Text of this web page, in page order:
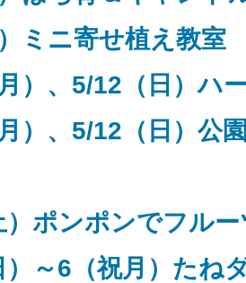
ミニ寄せ植え教室
）、5/12（日）ハ
）、5/12（日）公
）ポンポンでフル
）～6（祝月）たね